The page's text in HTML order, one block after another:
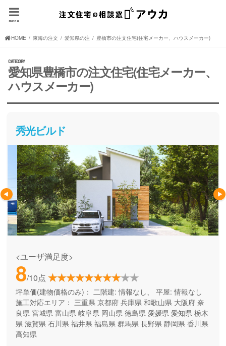
menu
HOME 東海の注文住宅(住宅メーカー、ハウスメーカー)
愛知県の注文住宅(住宅メーカー、ハウスメーカー)
豊橋市の注文住宅(住宅メーカー、ハウスメーカー)
愛知県豊橋市の注文住宅(住宅メーカー、
ハウスメーカー)
秀光ビルド
<ユーザ満足度>
8/10点
坪単価(建物価格のみ)： 二階建: 情報なし、 平屋: 情報なし
施工対応エリア： 三重県 京都府 兵庫県 和歌山県 大阪府 奈
良県 宮城県 富山県 岐阜県 岡山県 徳島県 愛媛県 愛知県 栃木
県 滋賀県 石川県 福井県 福島県 群馬県 長野県 静岡県 香川県
高知県